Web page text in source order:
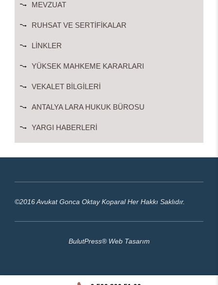
MEVZUAT
RUHSAT VE SERTIFIKALAR
LINKLER
YÜKSEK MAHKEME KARARLARI
VEKALET BILGILERI
ANTALYA LARA HUKUK BÜROSU
YARGI HABERLERI
©2016 Avukat Gonca Oktay Koparal Her Hakkı Saklıdır.
BulutPress® Web Tasarım